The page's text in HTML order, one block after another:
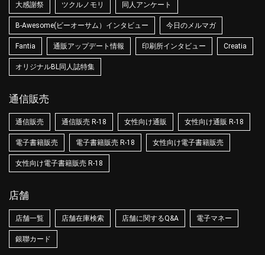
大感謝祭 ツクルノモリ 同人アンケート
B-Awesome(ビーオーサム）インタビュー 今日のメルマガ
Fantia 通販アップデート情報 印刷所インタビュー Creatia
オリジナルBL同人誌特集
通信販売
通信販売 通信販売 R-18 女性向け通販 女性向け通販 R-18
電子書籍販売 電子書籍販売 R-18 女性向け電子書籍販売
女性向け電子書籍販売 R-18
店舗
店舗一覧 店舗在庫検索 店舗に関するQ&A 電子マネー
銀聯カード